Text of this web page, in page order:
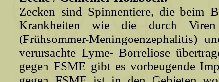
Zecken sind Spinnentiere, die beim
Krankheiten wie die durch Viren
(Frühsommer-Meningoenzephalitis)
verursachte Lyme- Borreliose
gegen FSME gibt es vorbeugende